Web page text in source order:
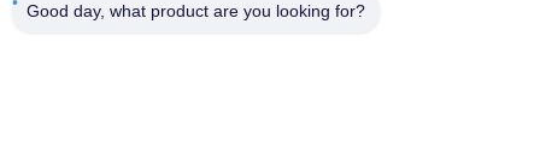
Kota Beijiao, Foshan, Guangdong, Cina
Good day, what product are you looking for?